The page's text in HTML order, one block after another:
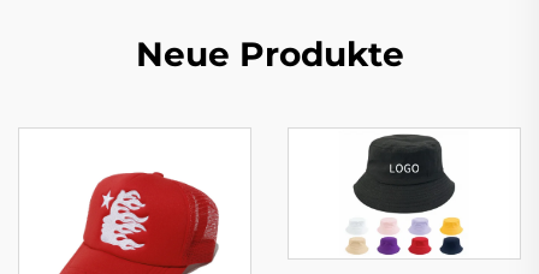
Neue Produkte